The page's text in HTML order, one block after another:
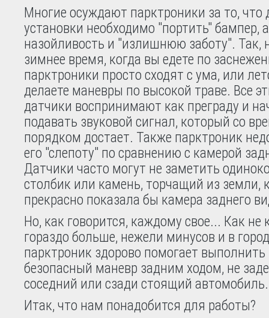
Многие осуждают парктроники за то, что
установки необходимо "портить" бампер,
назойливость и "излишнюю заботу". Так,
зимнее время, когда вы едете по
парктроники просто сходят с ума, или
делаете маневры по высокой траве. Все
датчики воспринимают как преграду и
подавать звуковой сигнал, который со
порядком достает. Также парктроник
его "слепоту" по сравнению с камерой
Датчики часто могут не заметить
столбик или камень, торчащий из земли,
прекрасно показала бы камера заднего
Но, как говорится, каждому свое... Как не
гораздо больше, нежели минусов и в
парктроник здорово помогает
безопасный маневр задним ходом, не
соседний или сзади стоящий автомобиль.
Итак, что нам понадобится для работы?